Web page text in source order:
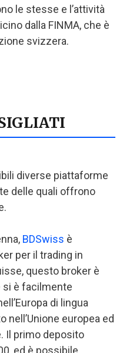
le stesse e l’attività
dalla FINMA, che è
svizzera.
diverse piattaforme
delle quali offrono
BDSwiss è
per il trading in
questo broker è
si è facilmente
di lingua
nell’Unione europea ed
Il primo deposito
ed è possibile